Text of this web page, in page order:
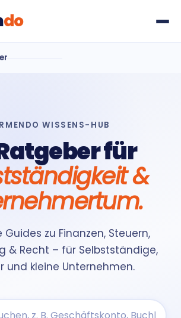
WISSENS-HUB
für
&
Guides zu Finanzen, Steuern,
& Recht – für Selbstständige,
und kleine Unternehmen.